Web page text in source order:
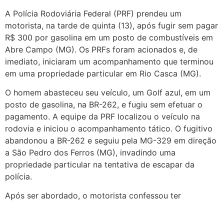
A Polícia Rodoviária Federal (PRF) prendeu um
motorista, na tarde de quinta (13), após fugir sem pagar
R$ 300 por gasolina em um posto de combustíveis em
Abre Campo (MG). Os PRFs foram acionados e, de
imediato, iniciaram um acompanhamento que terminou
em uma propriedade particular em Rio Casca (MG).
O homem abasteceu seu veículo, um Golf azul, em um
posto de gasolina, na BR-262, e fugiu sem efetuar o
pagamento. A equipe da PRF localizou o veículo na
rodovia e iniciou o acompanhamento tático. O fugitivo
abandonou a BR-262 e seguiu pela MG-329 em direção
a São Pedro dos Ferros (MG), invadindo uma
propriedade particular na tentativa de escapar da
polícia.
Após ser abordado, o motorista confessou ter